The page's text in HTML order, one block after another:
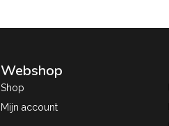
Webshop
Shop
Mijn account